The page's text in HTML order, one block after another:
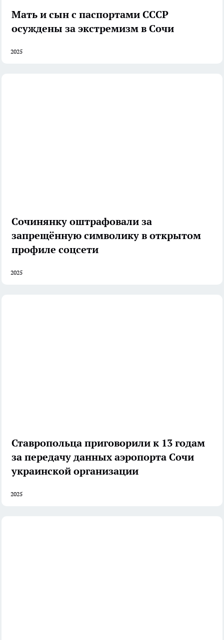
Мать и сын с паспортами СССР
осуждены за экстремизм в Сочи
2025
Сочинянку оштрафовали за
запрещённую символику в открытом
профиле соцсети
2025
Ставропольца приговорили к 13 годам
за передачу данных аэропорта Сочи
украинской организации
2025